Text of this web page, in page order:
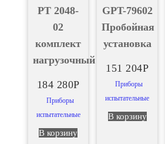
РТ 2048-
02
комплект
нагрузочный
184 280Р
Приборы
испытательные
В корзину
GPT-79602
Пробойная
установка
151 204Р
Приборы
испытательные
В корзину